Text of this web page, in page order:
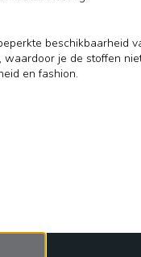
beschikbaarheid
je de stoffen
en fashion.